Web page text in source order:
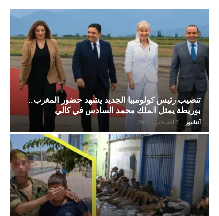
تنصيب رئيس كولومبيا الجديد يشهد حضور المغرب..
بوريطة يمثل الملك محمد السادس في كالي
آنفانيوز - 7 أغسطس، 2026